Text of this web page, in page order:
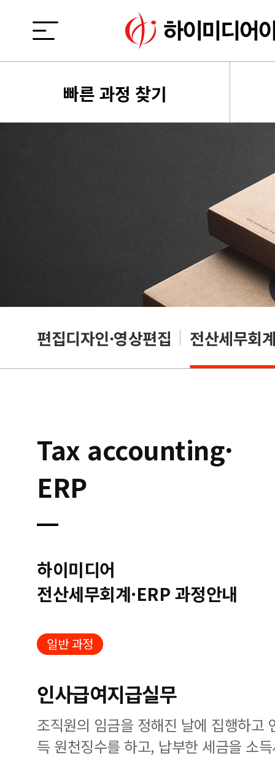
빠른 과정 찾기
편집디자인·영상편집 전산세무회
Tax accounting·
ERP
하이미디어
전산세무회계·ERP 과정안내
일반 과정
인사급여지급실무
조직원의 임금을 정해진 날에 집행하고
득 원천징수를 하고, 납부한 세금을 소